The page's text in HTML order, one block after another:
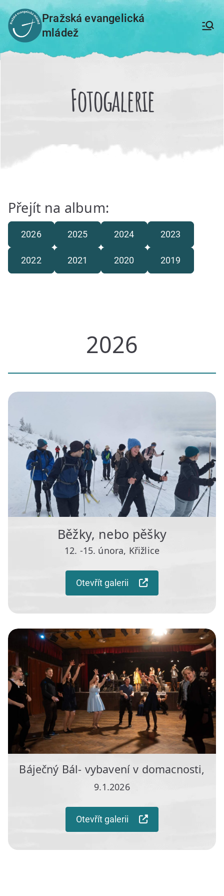
Přeskočit
na
obsah
Pražská evangelická
mládež
Fotogalerie
Přejít na album:
2026 2025 2024 2023
2022 2021 2020 2019
2026
Běžky, nebo pěšky
12. -15. února, Křižlice
Otevřít galerii
Báječný Bál- vybavení v domacnosti,
9.1.2026
Otevřít galerii